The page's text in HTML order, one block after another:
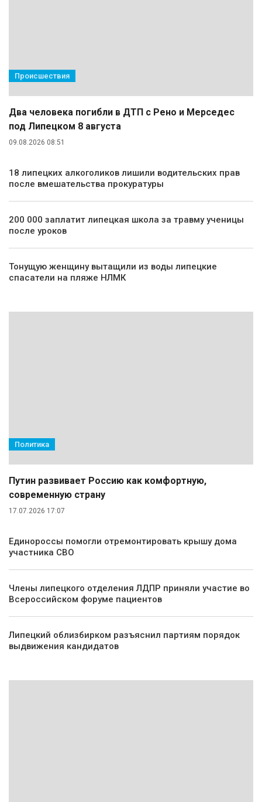
Происшествия
Два человека погибли в ДТП с Рено и Мерседес
под Липецком 8 августа
09.08.2026 08:51
18 липецких алкоголиков лишили водительских прав
после вмешательства прокуратуры
200 000 заплатит липецкая школа за травму ученицы
после уроков
Тонущую женщину вытащили из воды липецкие
спасатели на пляже НЛМК
Политика
Путин развивает Россию как комфортную,
современную страну
17.07.2026 17:07
Единороссы помогли отремонтировать крышу дома
участника СВО
Члены липецкого отделения ЛДПР приняли участие во
Всероссийском форуме пациентов
Липецкий облизбирком разъяснил партиям порядок
выдвижения кандидатов